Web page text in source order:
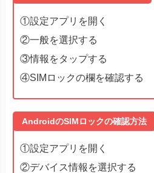
Huawei Mate 40
OPPO
Find X3 Pro
Reno7 A
Reno9 A
Reno10 Pro 5G
A79 5G※ワイモバイル
Reno 5 A※ワイモバイ
TORQUE® G06
かんたんスマホ３
かんたんスマホ２
かんたんスマホ２
①設定アプリを開く
②一般を選択する
③情報をタップする
④SIMロックの欄を確認する
AndroidのSIMロックの確認方法
①設定アプリを開く
②デバイス情報を選択する